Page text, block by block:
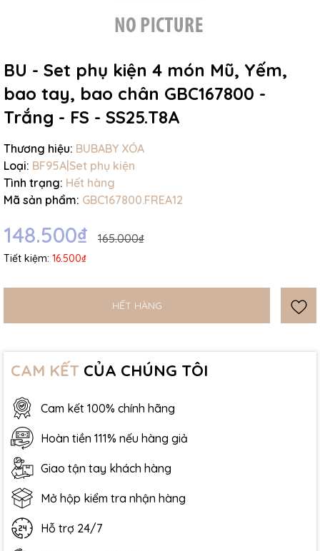
BU - Set phụ kiện 4 món Mũ, Yếm,
bao tay, bao chân GBC167800 -
Trắng - FS - SS25.T8A
Thương hiệu: BUBABY XÓA
Loại: BF95A|Set phụ kiện
Tình trạng: Hết hàng
Mã sản phẩm: GBC167800.FREA12
148.500₫ 165.000₫
Tiết kiệm: 16.500₫
HẾT HÀNG
CAM KẾT CỦA CHÚNG TÔI
Cam kết 100% chính hãng
Hoàn tiền 111% nếu hàng giả
Giao tận tay khách hàng
Mở hộp kiểm tra nhận hàng
Hỗ trợ 24/7
Mã giảm giá:
Ngày hết hạn:
Điều kiện: